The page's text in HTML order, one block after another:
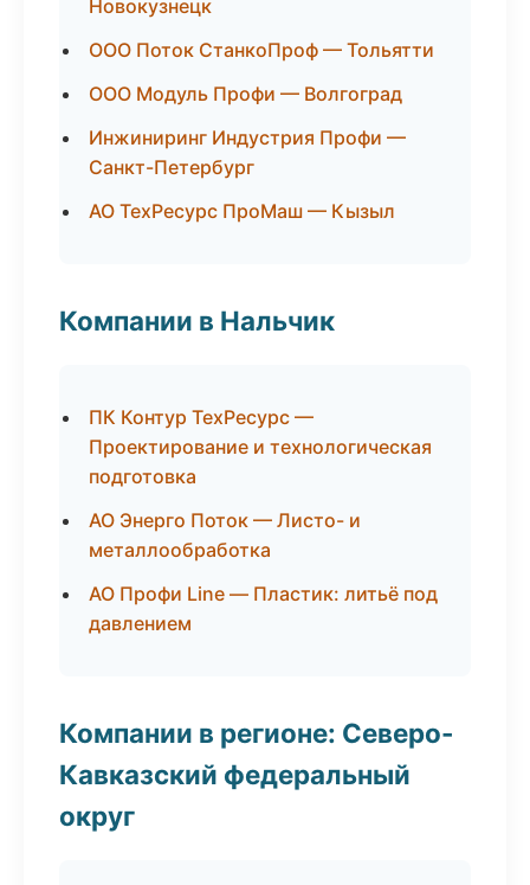
Новокузнецк
ООО Поток СтанкоПроф — Тольятти
ООО Модуль Профи — Волгоград
Инжиниринг Индустрия Профи —
Санкт-Петербург
АО ТехРесурс ПроМаш — Кызыл
Компании в Нальчик
ПК Контур ТехРесурс —
Проектирование и технологическая
подготовка
АО Энерго Поток — Листо- и
металлообработка
АО Профи Line — Пластик: литьё под
давлением
Компании в регионе: Северо-
Кавказский федеральный
округ